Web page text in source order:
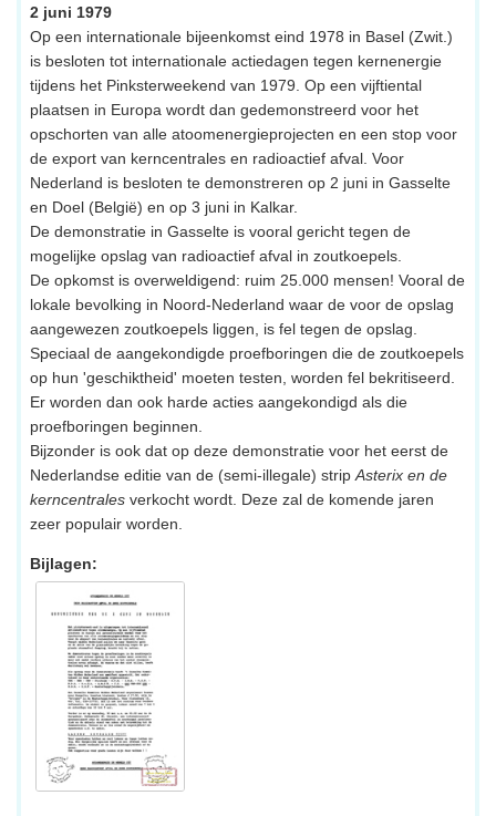
2 juni 1979
Op een internationale bijeenkomst eind 1978 in Basel (Zwit.)
is besloten tot internationale actiedagen tegen kernenergie
tijdens het Pinksterweekend van 1979. Op een vijftiental
plaatsen in Europa wordt dan gedemonstreerd voor het
opschorten van alle atoomenergieprojecten en een stop voor
de export van kerncentrales en radioactief afval. Voor
Nederland is besloten te demonstreren op 2 juni in Gasselte
en Doel (België) en op 3 juni in Kalkar.
De demonstratie in Gasselte is vooral gericht tegen de
mogelijke opslag van radioactief afval in zoutkoepels.
De opkomst is overweldigend: ruim 25.000 mensen! Vooral de
lokale bevolking in Noord-Nederland waar de voor de opslag
aangewezen zoutkoepels liggen, is fel tegen de opslag.
Speciaal de aangekondigde proefboringen die de zoutkoepels
op hun 'geschiktheid' moeten testen, worden fel bekritiseerd.
Er worden dan ook harde acties aangekondigd als die
proefboringen beginnen.
Bijzonder is ook dat op deze demonstratie voor het eerst de
Nederlandse editie van de (semi-illegale) stripAsterix en de
kerncentrales verkocht wordt. Deze zal de komende jaren
zeer populair worden.
Bijlagen: